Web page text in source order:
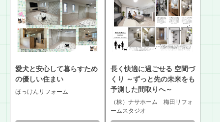
愛犬と安心して暮らすため
の優しい住まい
ほっけんリフォーム
長く快適に過ごせる 空間づ
くり ～ずっと先の未来をも
予測した間取りへ～
（株）ナサホーム 梅田リフォ
ームスタジオ